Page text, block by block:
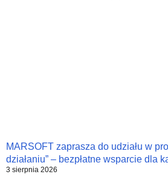
MARSOFT zaprasza do udziału w
działaniu” – bezpłatne wsparcie dla
3 sierpnia 2026